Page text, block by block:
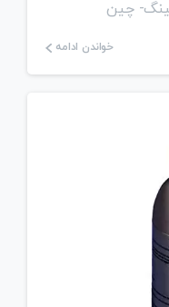
خواندن ادامه